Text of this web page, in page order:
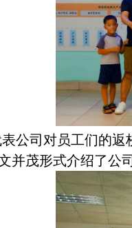
公司对员工们的
并茂形式介绍了公